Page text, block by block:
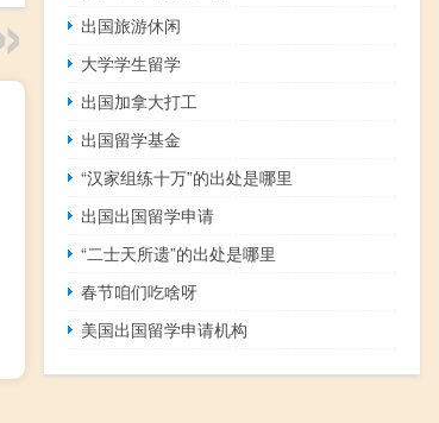
出国旅游休闲
大学学生留学
出国加拿大打工
出国留学基金
“汉家组练十万”的出处是哪里
出国出国留学申请
“二士天所遗”的出处是哪里
春节咱们吃啥呀
美国出国留学申请机构